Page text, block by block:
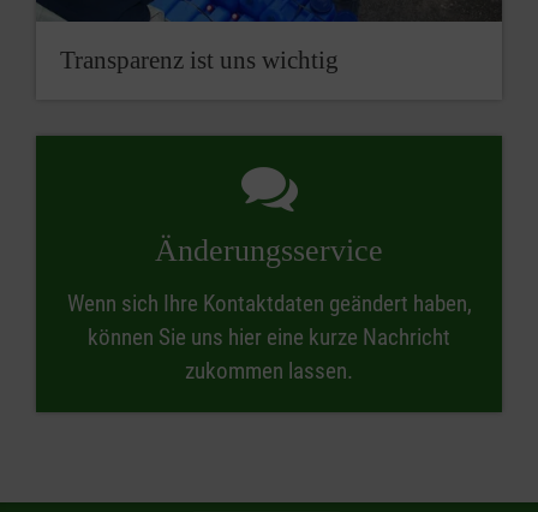
Transparenz ist uns wichtig
Änderungsservice
Wenn sich Ihre Kontaktdaten geändert haben,
können Sie uns hier eine kurze Nachricht
zukommen lassen.